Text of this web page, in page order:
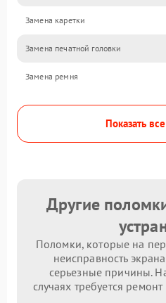
Замена каретки
Замена печатной головки
Замена ремня
Показать
Другие
Поломки, которые на
неисправность
серьезные причины.
случаях требуется